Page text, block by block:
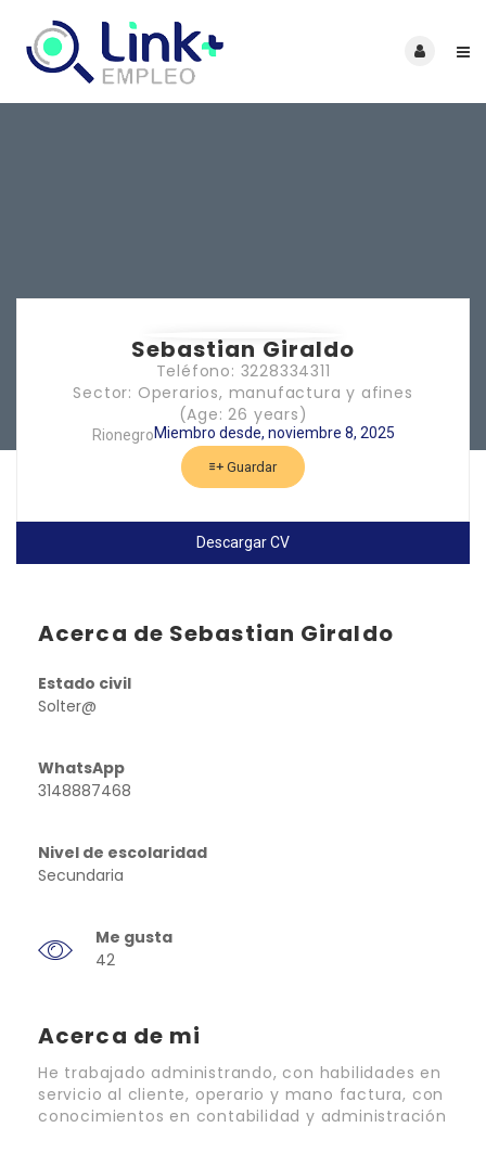
Sebastian Giraldo
Teléfono: 3228334311
Sector: Operarios, manufactura y afines
(Age: 26 years)
RionegroMiembro desde, noviembre 8, 2025
Guardar
Descargar CV
Acerca de Sebastian Giraldo
Estado civil
Solter@
WhatsApp
3148887468
Nivel de escolaridad
Secundaria
Me gusta
42
Acerca de mi
He trabajado administrando, con habilidades en
servicio al cliente, operario y mano factura, con
conocimientos en contabilidad y administración